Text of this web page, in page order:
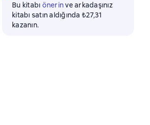
Bu kitabı önerinve arkadaşınız
kitabı satın aldığında ₺27,31
kazanın.